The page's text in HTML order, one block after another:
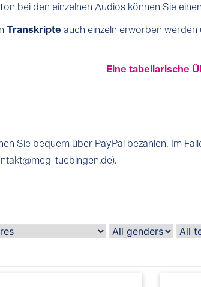
bei den einzelnen Audios können Sie
Transkripte auch einzeln erworben werden
Eine tabellarische
Sie bequem über PayPal bezahlen. Im
tuebingen.de).